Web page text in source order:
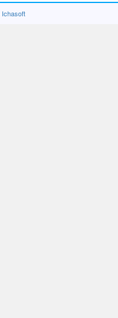
Ichasoft